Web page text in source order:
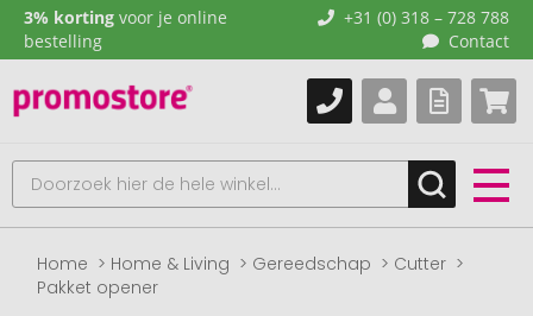
3% korting voor je online
bestelling
+31 (0) 318 – 728 788
Contact
Home Home & Living Gereedschap
Cutter
Pakket opener